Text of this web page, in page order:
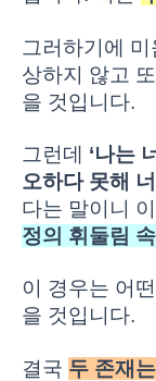
그러하기에
상하지 않고
을 것입니다.
그런데 ‘나는
오하다 못해
다는 말이니
정의 휘둘림 속
이 경우는 어
을 것입니다.
결국 두 존재